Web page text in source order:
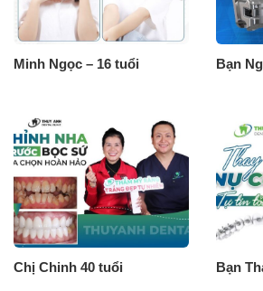
Minh Ngọc – 16 tuổi Bạn
Chị Chinh 40 tuổi Bạn